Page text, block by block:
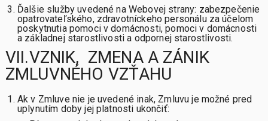
Ďalšie služby uvedené na Webovej strany: zabezpečenie
opatrovateľského, zdravotníckeho personálu za účelom
poskytnutia pomoci v domácnosti, pomoci v domácnosti
a základnej starostlivosti a odpornej starostlivosti.
VII.VZNIK, ZMENA A ZÁNIK
ZMLUVNÉHO VZŤAHU
Ak v Zmluve nie je uvedené inak, Zmluvu je možné pred
uplynutím doby jej platnosti ukončiť: